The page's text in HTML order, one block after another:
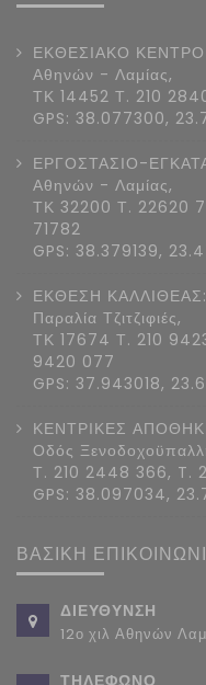
ΕΚΘΕΣΙΑΚΟ
Αθηνών - Λαμίας,
ΤΚ 14452 Τ. 210
GPS: 38.077300,
ΕΡΓΟΣΤΑΣΙΟ-
Αθηνών - Λαμίας,
ΤΚ 32200 Τ. 22620
71782
GPS: 38.379139,
ΕΚΘΕΣΗ
Παραλία Τζιτζιφιές,
ΤΚ 17674 Τ. 210
9420 077
GPS: 37.943018,
ΚΕΝΤΡΙΚΕΣ
Οδός
Τ. 210 2448 366, T.
GPS: 38.097034,
ΒΑΣΙΚΗ
ΔΙΕΥΘΥΝΣΗ
12ο χιλ Αθηνών
ΤΗΛΕΦΩΝΟ